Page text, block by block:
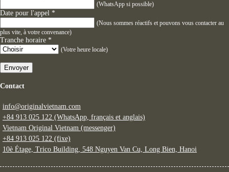
(WhatsApp si possible)
Date pour l'appel *
(Nous sommes réactifs et pouvons vous contacter au
plus vite, à votre convenance)
Tranche horaire *
(Votre heure locale)
Envoyer
Contact
info@originalvietnam.com
+84 913 025 122 (WhatsApp, français et anglais)
Vietnam Original Vietnam (messenger)
+84 913 025 122 (fixe)
10è Étage, Trico Building, 548 Nguyen Van Cu, Long Bien, Hanoi